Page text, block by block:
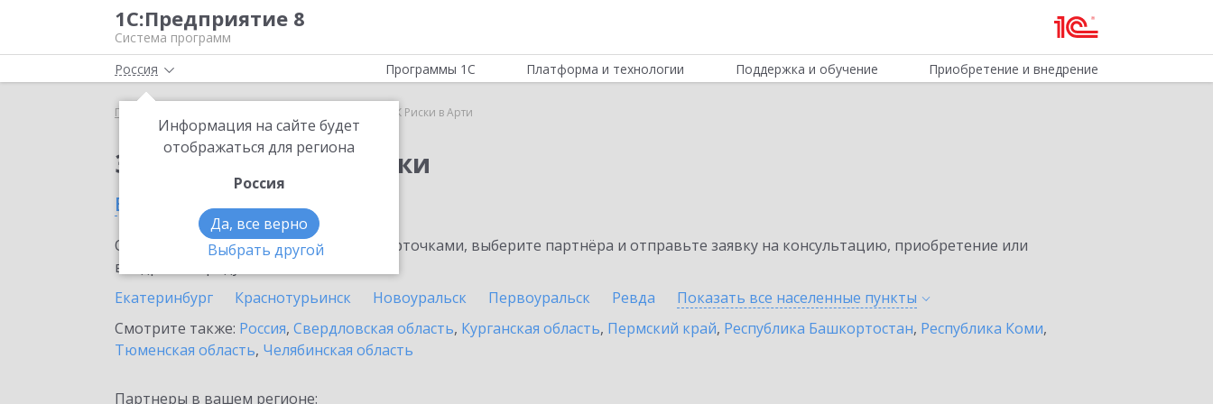
1С:Предприятие 8
Система программ
Россия
Информация на сайте будет
отображаться для региона
Россия
Да, все верно
Выбрать другой
Программы 1С Платформа и технологии Поддержка и обучение Приобретение и внедрение
Главная 1СПАРК Риски в Арти
Заказать 1СПАРК Риски
в Арти
Ознакомьтесь с информационными карточками, выберите партнёра и отправьте заявку на консультацию, приобретение или
внедрение продукта.
Екатеринбург
Краснотурьинск Новоуральск Первоуральск Ревда Показать все населенные пункты
Смотрите также: Россия, Свердловская область, Курганская область, Пермский край, Республика Башкортостан, Республика Коми,
Тюменская область, Челябинская область
Партнеры в вашем регионе: